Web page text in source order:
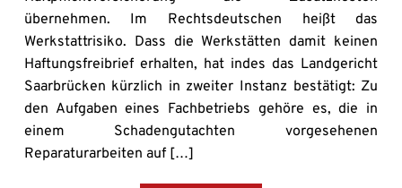
übernehmen. Im Rechtsdeutschen heißt das
Werkstattrisiko. Dass die Werkstätten damit keinen
Haftungsfreibrief erhalten, hat indes das Landgericht
Saarbrücken kürzlich in zweiter Instanz bestätigt: Zu
den Aufgaben eines Fachbetriebs gehöre es, die in
einem Schadengutachten vorgesehenen
Reparaturarbeiten auf […]